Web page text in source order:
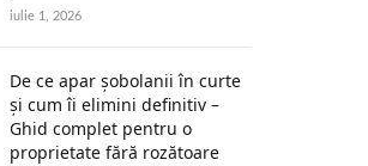
iulie 1, 2026
De ce apar șobolanii în curte
și cum îi elimini definitiv –
Ghid complet pentru o
proprietate fără rozătoare